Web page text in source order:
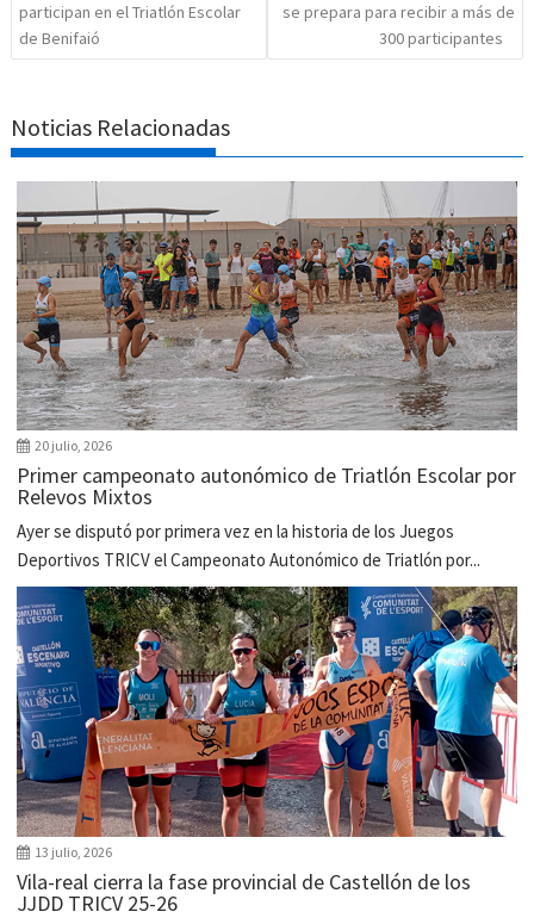
participan en el Triatlón Escolar
de Benifaió
se prepara para recibir a más de
300 participantes
Noticias Relacionadas
20 julio, 2026
Primer campeonato autonómico de Triatlón Escolar por
Relevos Mixtos
Ayer se disputó por primera vez en la historia de los Juegos
Deportivos TRICV el Campeonato Autonómico de Triatlón por...
13 julio, 2026
Vila-real cierra la fase provincial de Castellón de los
JJDD TRICV 25-26